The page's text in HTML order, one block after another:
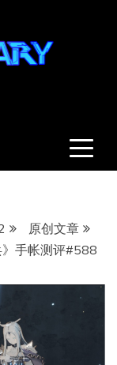
原创文章
手帐测评#588